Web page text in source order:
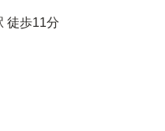
徒歩11分